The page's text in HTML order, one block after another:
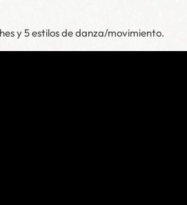
y 5 estilos de danza/movimiento.